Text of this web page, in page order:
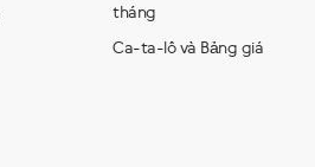
tháng
Ca-ta-lô và Bảng giá